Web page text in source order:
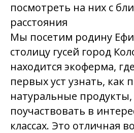
посмотреть на них с
расстояния
Мы посетим родину
столицу гусей город
находится экоферма,
первых уст узнать, как
натуральные продукты,
поучаствовать в
классах. Это отличная